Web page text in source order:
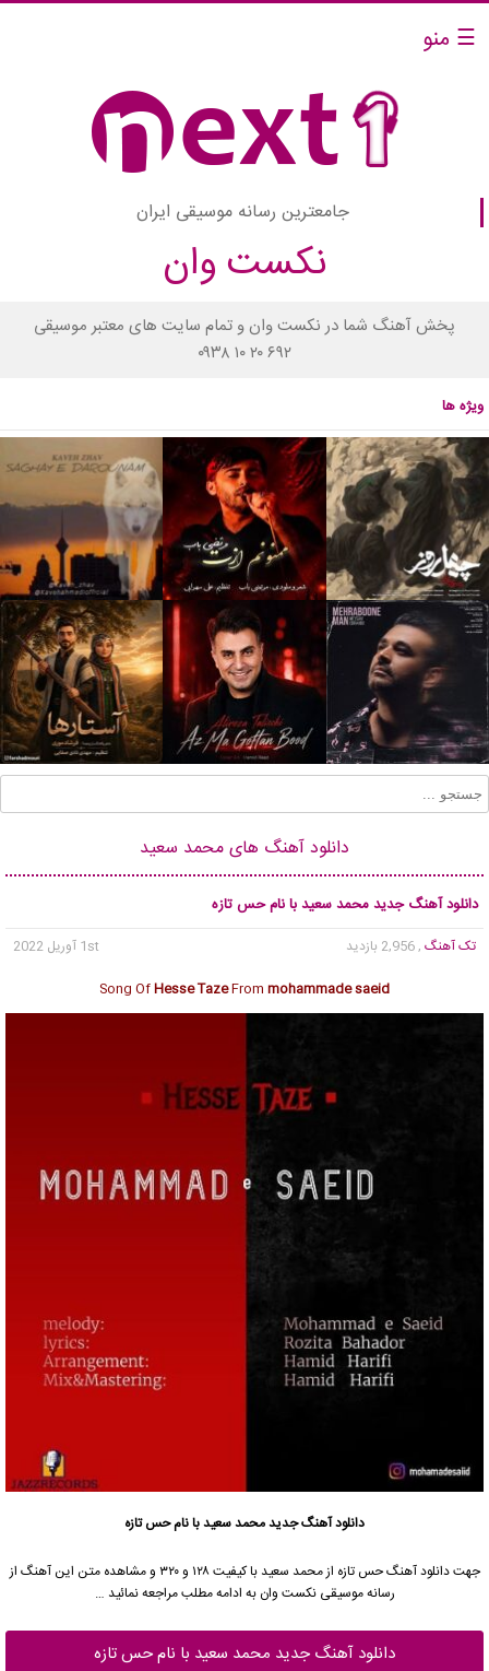
☰ منو
جامعترین رسانه موسیقی ایران
نکست وان
پخش آهنگ شما در نکست وان و تمام سایت های معتبر موسیقی
۰۹۳۸ ۱۰ ۲۰ ۶۹۲
ویژه ها
دانلود آهنگ های محمد سعید
دانلود آهنگ جدید محمد سعید با نام حس تازه
تک آهنگ , 2,956 بازدید
1st آوریل 2022
Song OfHesse TazeFrom mohammade saeid
دانلود آهنگ جدیدمحمد سعیدبا نام حس تازه
جهت دانلود آهنگ حس تازه ازمحمد سعید
با کیفیت ۱۲۸ و ۳۲۰ و مشاهده متن این آهنگ از
رسانه موسیقی نکست وان به ادامه مطلب مراجعه نمائید …
دانلود آهنگ جدید محمد سعید با نام حس تازه